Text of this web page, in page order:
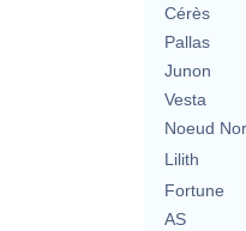
Cérès
Pallas
Junon
Vesta
Noeud
Lilith
Fortune
AS